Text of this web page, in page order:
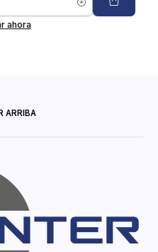
ahora
ARRIBA